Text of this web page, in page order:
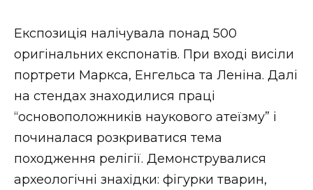
Експозиція налічувала понад 500
оригінальних експонатів. При вході висіли
портрети Маркса, Енгельса та Леніна. Далі
на стендах знаходилися праці
“основоположників наукового атеїзму” і
починалася розкриватися тема
походження релігії. Демонструвалися
археологічні знахідки: фігурки тварин,